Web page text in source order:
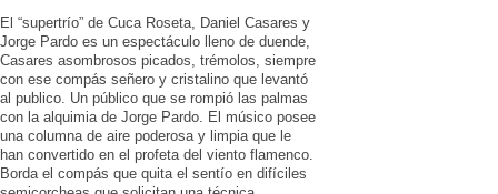
El “supertrío” de Cuca Roseta, Daniel Casares y
Jorge Pardo es un espectáculo lleno de duende,
Casares asombrosos picados, trémolos, siempre
con ese compás señero y cristalino que levantó
al publico. Un público que se rompió las palmas
con la alquimia de Jorge Pardo. El músico posee
una columna de aire poderosa y limpia que le
han convertido en el profeta del viento flamenco.
Borda el compás que quita el sentío en difíciles